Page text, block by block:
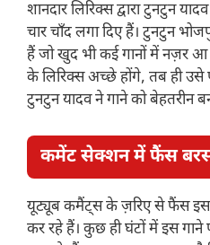
शानदार लिरिक्स द्वारा टुनटुन
चार चाँद लगा दिए हैं। टुनटुन
हैं जो खुद भी कई गानों में नज़र आ
के लिरिक्स अच्छे होंगे, तब ही उसे
टुनटुन यादव ने गाने को बेहतरीन
कमेंट सेक्शन में फैंस
यूट्यूब कमैंट्स के ज़रिए से फैंस इस
कर रहे हैं। कुछ ही घंटों में इस